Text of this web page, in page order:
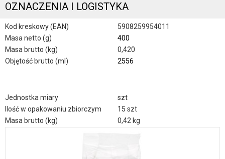
OZNACZENIA I LOGISTYKA
Kod kreskowy (EAN)
5908259954011
Masa netto (g)
400
Masa brutto (kg)
0,420
Objętość brutto (ml)
2556
Jednostka miary
szt
Ilość w opakowaniu zbiorczym
15 szt
Masa brutto (kg)
0,42 kg